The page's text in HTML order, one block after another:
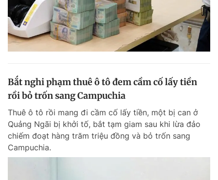
Sản phẩm khác
Tiện ích Bạn cần biết
Thông tin tòa soạn Liên hệ quảng cáo
Đọc Thanh Niên trên điện thoại
Bắt nghi phạm thuê ô tô đem cầm cố lấy tiền
rồi bỏ trốn sang Campuchia
Thuê ô tô rồi mang đi cầm cố lấy tiền, một bị can ở
Quảng Ngãi bị khởi tố, bắt tạm giam sau khi lừa đảo
chiếm đoạt hàng trăm triệu đồng và bỏ trốn sang
Campuchia.